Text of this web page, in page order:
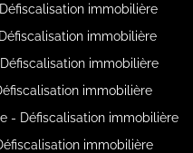
immobilière
immobilière
immobilière
immobilière
- Défiscalisation immobilière
immobilière